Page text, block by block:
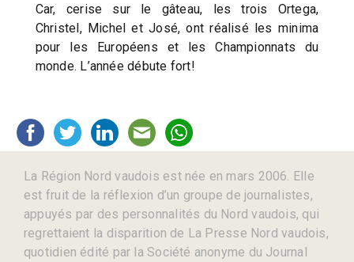
Car, cerise sur le gâteau, les trois Ortega,
Christel, Michel et José, ont réalisé les minima
pour les Européens et les Championnats du
monde. L’année débute fort!
La Région Nord vaudois est née en mars 2006. Elle
est fruit de la réflexion d’un groupe de journalistes,
appuyés par des personnalités du Nord vaudois, qui
regrettaient la disparition de La Presse Nord vaudois,
quotidien édité par la Société anonyme du Journal